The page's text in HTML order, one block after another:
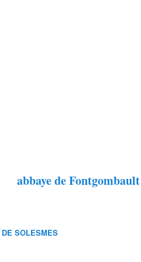
abbaye de Fontgombault
SOLESMES